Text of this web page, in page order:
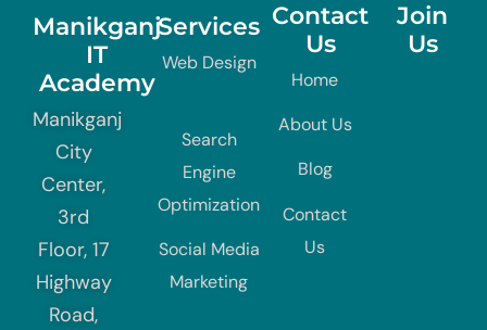
Manikganj
IT
Academy
Manikganj
City
Center,
3rd
Floor, 17
Highway
Road,
Services
Web Design
Search
Engine
Optimization
Social Media
Marketing
Contact
Us
Home
About Us
Blog
Contact
Us
Join
Us